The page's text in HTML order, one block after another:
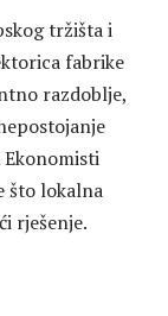
tržišta i
fabrike
razdoblje,
što lokalna
rješenje.